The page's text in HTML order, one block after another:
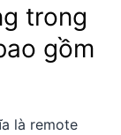
trong
gồm
là remote